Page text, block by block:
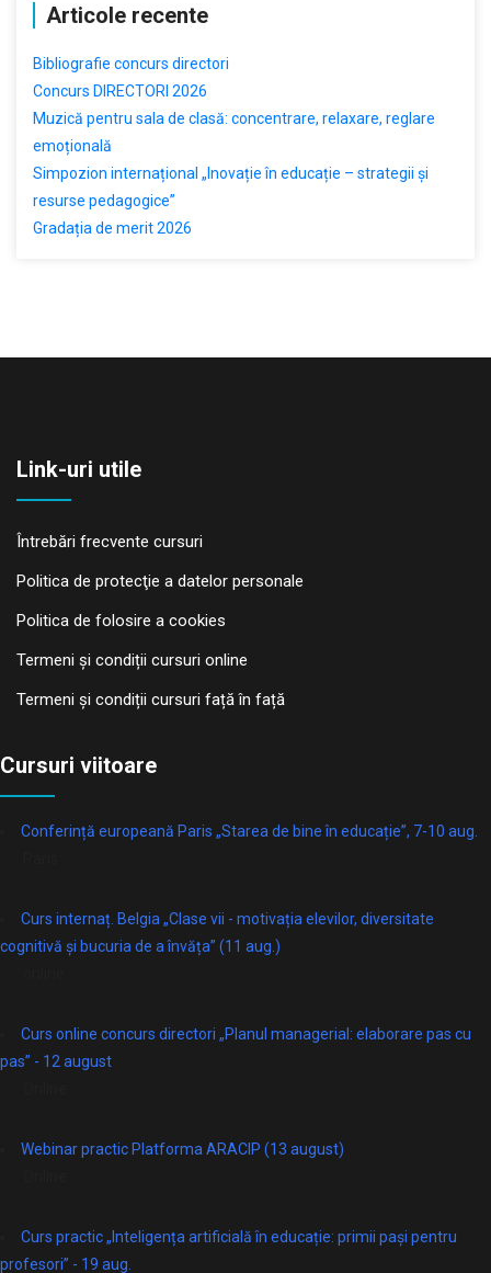
Articole recente
Bibliografie concurs directori
Concurs DIRECTORI 2026
Muzică pentru sala de clasă: concentrare, relaxare, reglare
emoțională
Simpozion internațional „Inovație în educație – strategii și
resurse pedagogice”
Gradația de merit 2026
Link-uri utile
Întrebări frecvente cursuri
Politica de protecţie a datelor personale
Politica de folosire a cookies
Termeni și condiții cursuri online
Termeni și condiții cursuri față în față
Cursuri viitoare
Conferință europeană Paris „Starea de bine în educație”, 7-10 aug.
Curs internaț. Belgia „Clase vii - motivația elevilor, diversitate
cognitivă și bucuria de a învăța” (11 aug.)
Curs online concurs directori „Planul managerial: elaborare pas cu
pas” - 12 august
Webinar practic Platforma ARACIP (13 august)
Curs practic „Inteligența artificială în educație: primii pași pentru
profesori” - 19 aug.